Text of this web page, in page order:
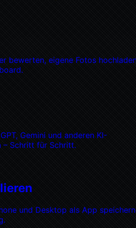
bewerten, eigene Fotos
Gemini und anderen KI-
– Schritt für Schritt.
und Desktop als App speichern